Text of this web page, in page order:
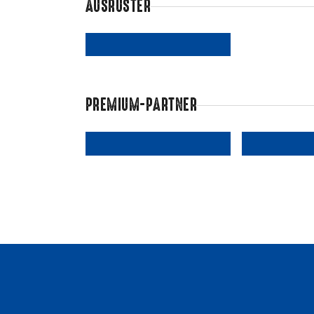
AUSRÜSTER
PREMIUM-PARTNER